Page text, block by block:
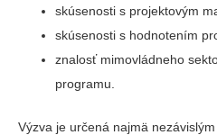
skúsenosti s projektovým
skúsenosti s hodnotením
znalosť mimovládneho
programu.
Výzva je určená najmä